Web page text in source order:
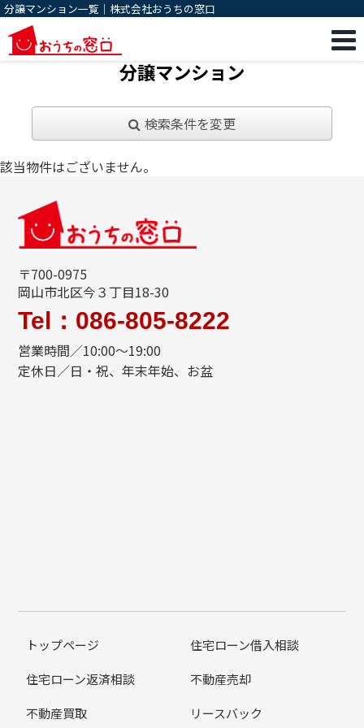
分譲マンション一覧｜株式会社おうちの窓口
分譲マンション
検索条件を変更
該当物件はございません。
〒700-0975
岡山市北区今３丁目18-30
Tel：086-805-8222
営業時間／10:00～19:00
定休日／日・祝、年末年始、お盆
トップページ
住宅ローン借入相談
住宅ローン返済相談
不動産売却
不動産買取
リースバック